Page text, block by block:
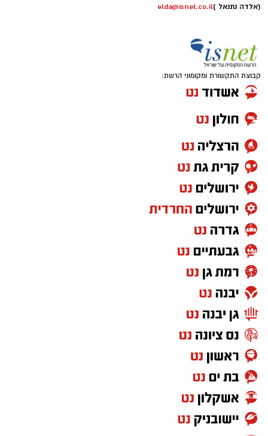
(אלדה נתנאל )elda@isnet.co.il
קבוצת התקשורת ומקומוני הרשת: